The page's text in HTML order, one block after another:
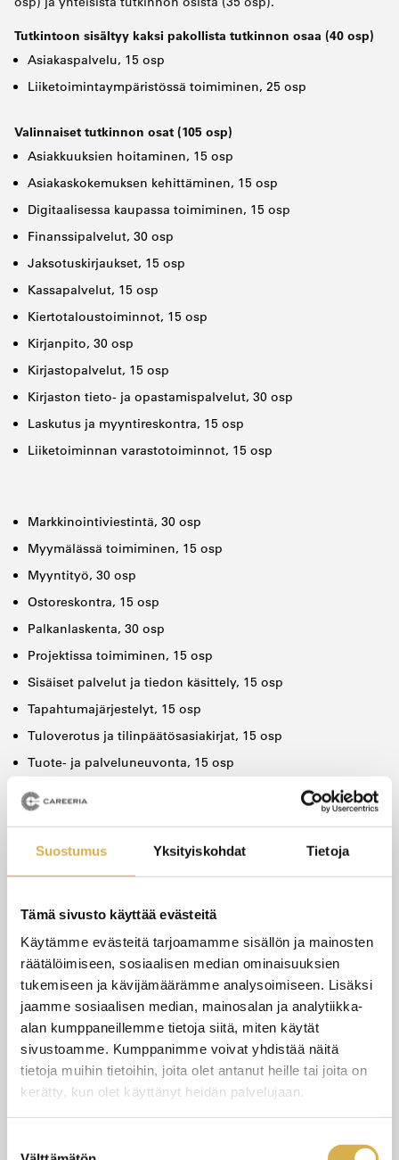
Suostumus Yksityiskohdat Tietoja
Tämä sivusto käyttää evästeitä
Käytämme evästeitä tarjoamamme sisällön ja mainosten
räätälöimiseen, sosiaalisen median ominaisuuksien
tukemiseen ja kävijämäärämme analysoimiseen. Lisäksi
jaamme sosiaalisen median, mainosalan ja analytiikka-
alan kumppaneillemme tietoja siitä, miten käytät
sivustoamme. Kumppanimme voivat yhdistää näitä
tietoja muihin tietoihin, joita olet antanut heille tai joita on
kerätty, kun olet käyttänyt heidän palvelujaan.
Tutkintoon sisältyy kaksi pakollista tutkinnon osaa (40 osp)
Asiakaspalvelu, 15 osp
Liiketoimintaympäristössä toimiminen, 25 osp
Valinnaiset tutkinnon osat (105 osp)
Asiakkuuksien hoitaminen, 15 osp
Asiakaskokemuksen kehittäminen, 15 osp
Digitaalisessa kaupassa toimiminen, 15 osp
Finanssipalvelut, 30 osp
Jaksotuskirjaukset, 15 osp
Kassapalvelut, 15 osp
Kiertotaloustoiminnot, 15 osp
Kirjanpito, 30 osp
Kirjastopalvelut, 15 osp
Kirjaston tieto- ja opastamispalvelut, 30 osp
Laskutus ja myyntireskontra, 15 osp
Liiketoiminnan varastotoiminnot, 15 osp
Markkinointiviestintä, 30 osp
Myymälässä toimiminen, 15 osp
Myyntityö, 30 osp
Ostoreskontra, 15 osp
Palkanlaskenta, 30 osp
Projektissa toimiminen, 15 osp
Sisäiset palvelut ja tiedon käsittely, 15 osp
Tapahtumajärjestelyt, 15 osp
Tuloverotus ja tilinpäätösasiakirjat, 15 osp
Tuote- ja palveluneuvonta, 15 osp
Tuotekeräily, 15 osp
Visuaalinen myyntityö, 15 osp
Huippuosaajana toimiminen, 15 osp
Työpaikkaohjaajaksi valmentautuminen, 5 osp
Yritystoiminnan suunnittelu, 15 osp
Yrityksessä toimiminen, 15 osp
Yhteiset tutkinnon osat
Viestintä- ja vuorovaikutusosaaminen, 11 osp